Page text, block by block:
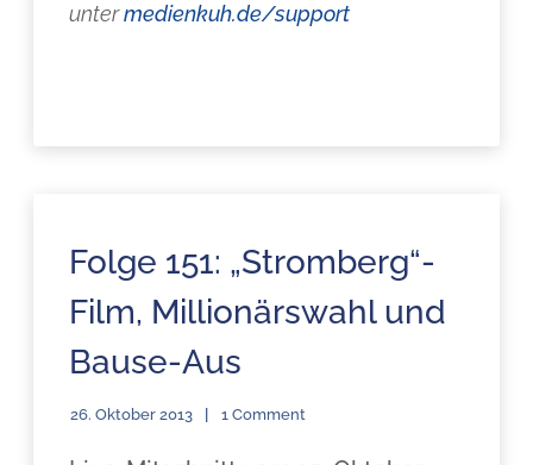
untermedienkuh.de/support
Folge 151: „Stromberg“-
Film, Millionärswahl und
Bause-Aus
26. Oktober 2013 1 Comment